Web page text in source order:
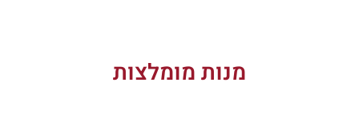
מנות מומלצות